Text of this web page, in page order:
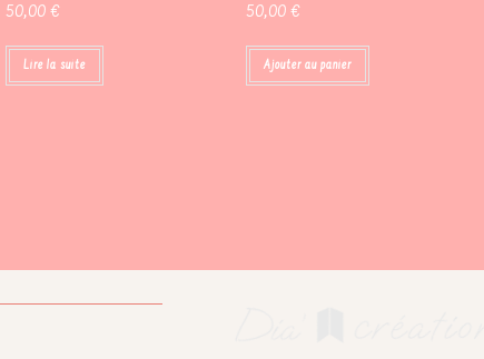
50,00€
Lire la suite
50,00 €
Ajouter au panier